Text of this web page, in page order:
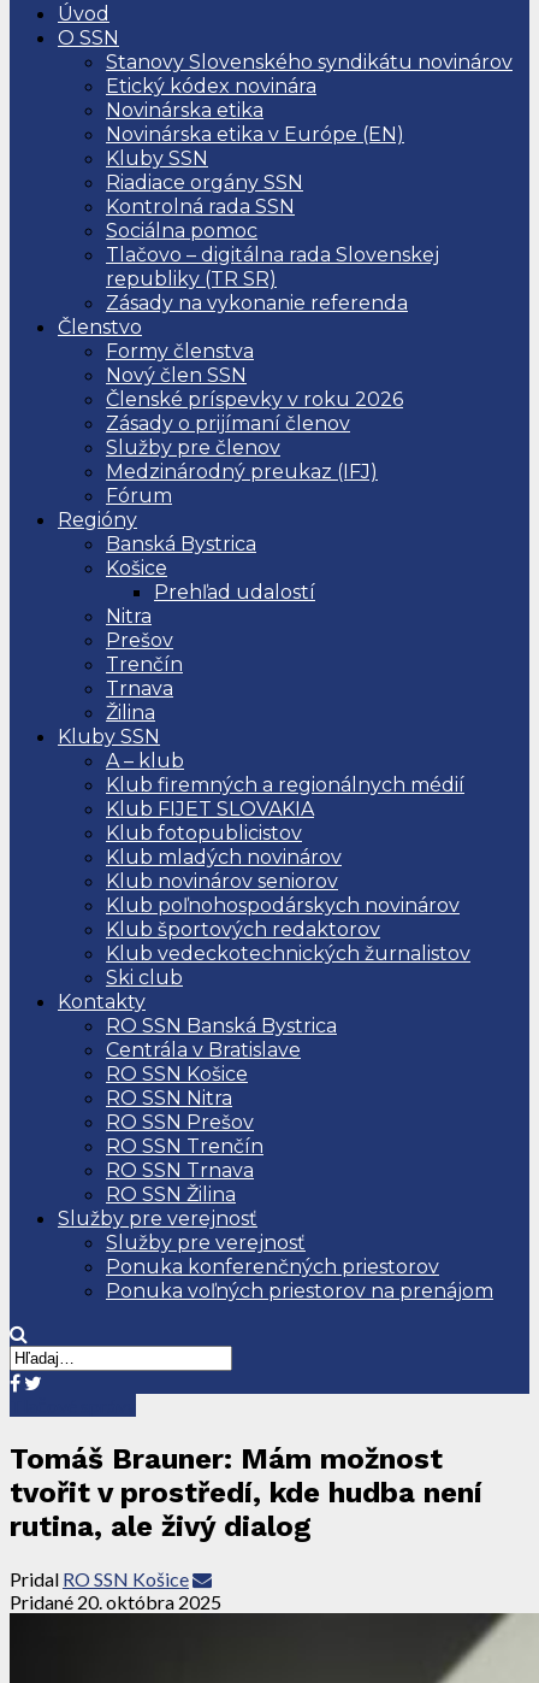
Úvod
O SSN
Stanovy Slovenského syndikátu novinárov
Etický kódex novinára
Novinárska etika
Novinárska etika v Európe (EN)
Kluby SSN
Riadiace orgány SSN
Kontrolná rada SSN
Sociálna pomoc
Tlačovo – digitálna rada Slovenskej
republiky (TR SR)
Zásady na vykonanie referenda
Členstvo
Formy členstva
Nový člen SSN
Členské príspevky v roku 2026
Zásady o prijímaní členov
Služby pre členov
Medzinárodný preukaz (IFJ)
Fórum
Regióny
Banská Bystrica
Košice
Prehľad udalostí
Nitra
Prešov
Trenčín
Trnava
Žilina
Kluby SSN
A – klub
Klub firemných a regionálnych médií
Klub FIJET SLOVAKIA
Klub fotopublicistov
Klub mladých novinárov
Klub novinárov seniorov
Klub poľnohospodárskych novinárov
Klub športových redaktorov
Klub vedeckotechnických žurnalistov
Ski club
Kontakty
RO SSN Banská Bystrica
Centrála v Bratislave
RO SSN Košice
RO SSN Nitra
RO SSN Prešov
RO SSN Trenčín
RO SSN Trnava
RO SSN Žilina
Služby pre verejnosť
Služby pre verejnosť
Ponuka konferenčných priestorov
Ponuka voľných priestorov na prenájom
Tomáš Brauner: Mám možnost
tvořit v prostředí, kde hudba není
rutina, ale živý dialog
Pridal RO SSN Košice
Pridané 20. októbra 2025